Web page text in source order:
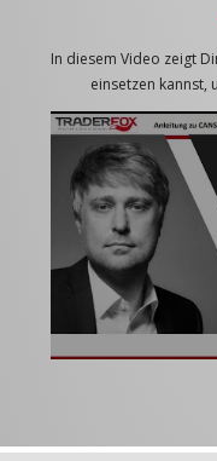
In diesem Video zeigt
einsetzen kannst,